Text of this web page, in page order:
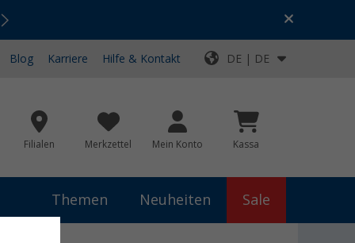
Top-Deals für dein Abenteuer!
Blog Karriere Hilfe & Kontakt DE | DE
Filialen Merkzettel Mein Konto Kassa
Themen Neuheiten Sale